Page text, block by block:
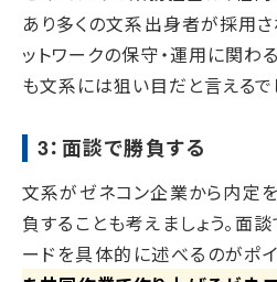
あり多くの文系出身者が採用さ
ットワークの保守・運用に関わ
も文系には狙い目だと言えるで
3：面談で勝負する
文系がゼネコン企業から内定
負することも考えましょう。面
ードを具体的に述べるのがポイ